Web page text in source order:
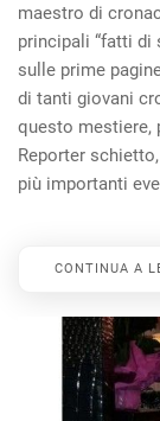
maestro di
principali “fatti di
sulle prime
di tanti giovani
questo mestiere,
Reporter
più importanti
CONTINUA A